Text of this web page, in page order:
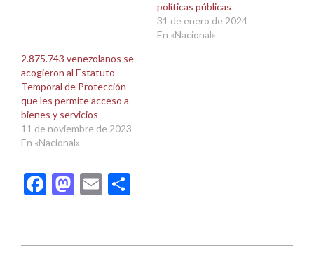
políticas públicas
31 de enero de 2024
En «Nacional»
2.875.743 venezolanos se
acogieron al Estatuto
Temporal de Protección
que les permite acceso a
bienes y servicios
11 de noviembre de 2023
En «Nacional»
Facebook
Mastodon
Email